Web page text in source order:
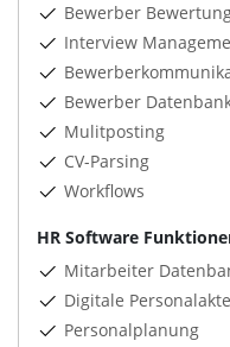
Bewerber
Interview
Bewerber
Mulitposting
CV-Parsing
Workflows
HR Software
Mitarbeiter
Digitale Personalakte
Personalplanung